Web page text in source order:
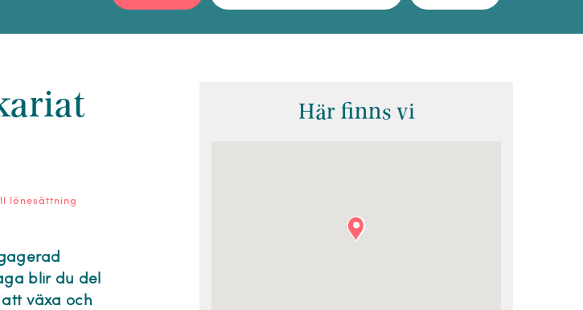
lönesättning
blir du del
växa och
Här finns vi